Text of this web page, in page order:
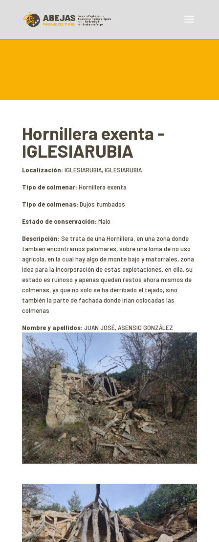
Hornillera exenta -
IGLESIARUBIA
Localización: IGLESIARUBIA, IGLESIARUBIA
Tipo de colmenar: Hornillera exenta
Tipo de colmenas: Dujos tumbados
Estado de conservación: Malo
Descripción: Se trata de una Hornillera, en una zona donde
también encontramos palomares, sobre una loma de no uso
agrícola, en la cual hay algo de monte bajo y matorrales, zona
idea para la incorporación de estas explotaciones, en ella, su
estado es ruinoso y apenas quedan restos ahora mismos de
colmenas, ya que no solo se ha derribado el tejado, sino
también la parte de fachada donde irian colocadas las
colmenas
Nombre y apellidos: JUAN JOSÉ, ASENSIO GONZÁLEZ